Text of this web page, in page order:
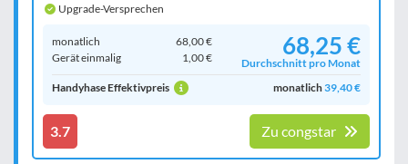
Upgrade-Versprechen
monatlich
68,00 €
Gerät einmalig
1,00 € 68,25 €
Durchschnitt pro Monat
Handyhase Effektivpreis
monatlich39,40 €
3.7 Zu congstar